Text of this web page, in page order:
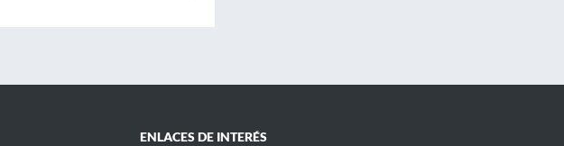
ENLACES DE INTERÉS